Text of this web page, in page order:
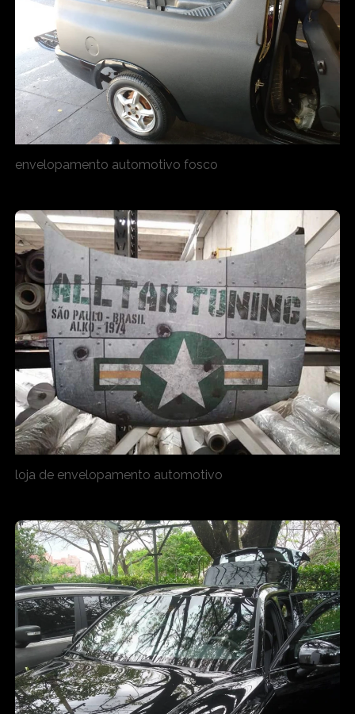
envelopamento automotivo fosco
loja de envelopamento automotivo